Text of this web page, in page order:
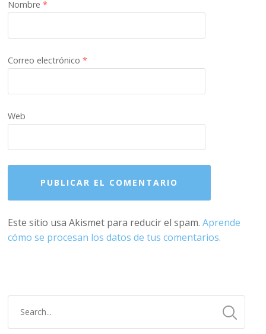
Nombre*
Correo electrónico*
Web
Este sitio usa Akismet para reducir el spam.Aprende
cómo se procesan los datos de tus comentarios.